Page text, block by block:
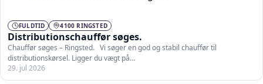
FULDTID 4100 RINGSTED
Distributionschauffør søges.
Chauffør søges – Ringsted. Vi søger en god og stabil chauffør til
distributionskørsel. Ligger du vægt på…
29. jul 2026